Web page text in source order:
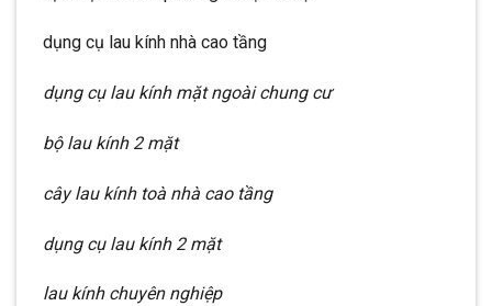
dụng cụ lau kính nhà cao tầng
dụng cụ lau kính mặt ngoài chung cư
bộ lau kính 2 mặt
cây lau kính toà nhà cao tầng
dụng cụ lau kính 2 mặt
lau kính chuyên nghiệp